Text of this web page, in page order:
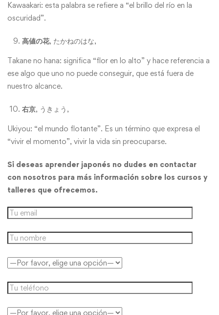
Kawaakari: esta palabra se refiere a “el brillo del río en la
oscuridad”.
高値の花, たかねのはな,
Takane no hana: significa “flor en lo alto” y hace referencia a
ese algo que uno no puede conseguir, que está fuera de
nuestro alcance.
右京, うきょう,
Ukiyou: “el mundo flotante”. Es un término que expresa el
“vivir el momento”, vivir la vida sin preocuparse.
Si deseas aprender japonés no dudes en contactar
con nosotros para más información sobre los cursos y
talleres que ofrecemos.